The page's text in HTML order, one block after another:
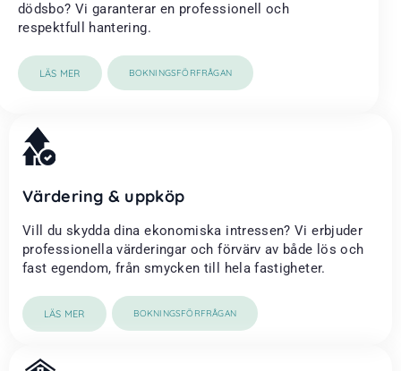
dödsbo? Vi garanterar en professionell och
respektfull hantering.
LÄS MER BOKNINGSFÖRFRÅGAN
Värdering & uppköp
Vill du skydda dina ekonomiska intressen? Vi erbjuder
professionella värderingar och förvärv av både lös och
fast egendom, från smycken till hela fastigheter.
LÄS MER BOKNINGSFÖRFRÅGAN